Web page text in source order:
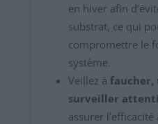
en hiver afin
substrat, ce qui
compromettre le
système.
Veillez à faucher,
surveiller
assurer